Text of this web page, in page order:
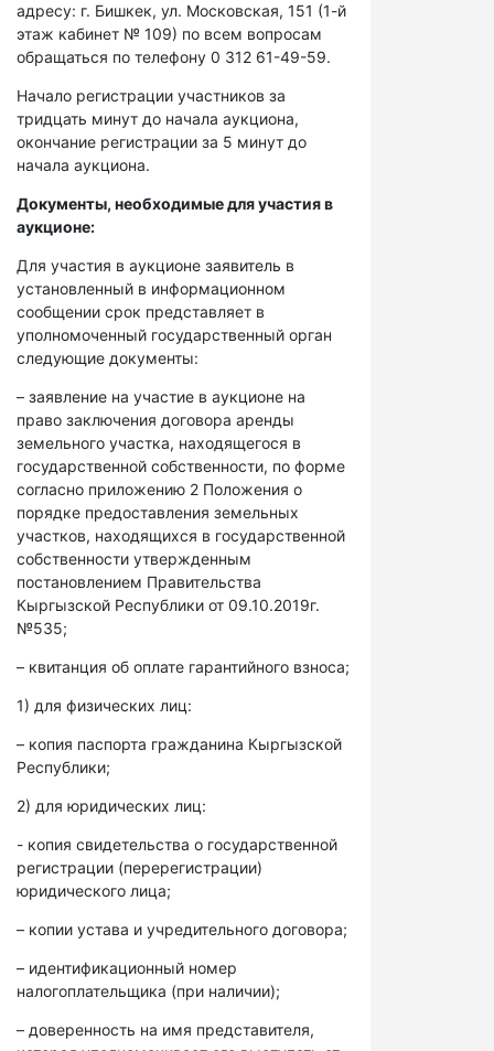
адресу: г. Бишкек, ул. Московская, 151 (1-й
этаж кабинет № 109) по всем вопросам
обращаться по телефону 0 312 61-49-59.
Начало регистрации участников за
тридцать минут до начала аукциона,
окончание регистрации за 5 минут до
начала аукциона.
Документы, необходимые для участия в
аукционе:
Для участия в аукционе заявитель в
установленный в информационном
сообщении срок представляет в
уполномоченный государственный орган
следующие документы:
– заявление на участие в аукционе на
право заключения договора аренды
земельного участка, находящегося в
государственной собственности, по форме
согласно приложению 2 Положения о
порядке предоставления земельных
участков, находящихся в государственной
собственности утвержденным
постановлением Правительства
Кыргызской Республики от 09.10.2019г.
№535;
– квитанция об оплате гарантийного взноса;
1) для физических лиц:
– копия паспорта гражданина Кыргызской
Республики;
2) для юридических лиц:
- копия свидетельства о государственной
регистрации (перерегистрации)
юридического лица;
– копии устава и учредительного договора;
– идентификационный номер
налогоплательщика (при наличии);
– доверенность на имя представителя,